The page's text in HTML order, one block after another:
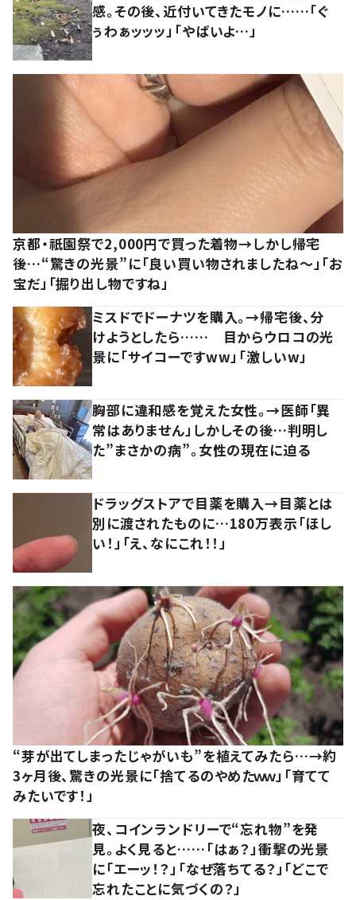
感。その後、近付いてきたモノに……「ぐ
ぅわぁッッッ」「やばいよ…」
京都・祇園祭で2,000円で買った着物→しかし帰宅
後…“驚きの光景”に「良い買い物されましたね～」「お
宝だ」「掘り出し物ですね」
ミスドでドーナツを購入。→帰宅後、分
けようとしたら…… 目からウロコの光
景に「サイコーですww」「激しいw」
胸部に違和感を覚えた女性。→医師「異
常はありません」しかしその後…判明し
た”まさかの病”。女性の現在に迫る
ドラッグストアで目薬を購入→目薬とは
別に渡されたものに…180万表示「ほし
い！」「え、なにこれ！！」
“芽が出てしまったじゃがいも”を植えてみたら…→約
3ヶ月後、驚きの光景に「捨てるのやめたｗｗ」「育てて
みたいです！」
夜、コインランドリーで“忘れ物”を発
見。よく見ると……「はぁ？」衝撃の光景
に「エーッ！？」「なぜ落ちてる？」「どこで
忘れたことに気づくの？」